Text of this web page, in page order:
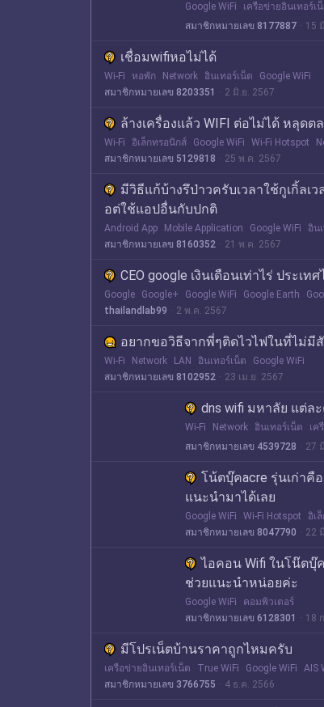
Google WiFi เครือข่ายอินเทอร์เ
สมาชิกหมายเลข 8177887
15
เชื่อมwifiหอไม่ได้
Wi-Fi หอพัก Network อินเทอร์เน็ต
Google WiFi
สมาชิกหมายเลข 8203351
2 มิ.ย. 2567
ล้างเครื่องแล้ว WIFI ต่อไม่ได้ หลุด
Wi-Fi อิเล็กทรอนิกส์ Google WiFi Wi-Fi Hotspot
สมาชิกหมายเลข 5129818
25 พ.ค. 2567
มีวิธีแก้บ้างรึป่าวครับเวลาใช้กูเกิ้ลเ
อต่ใช้แอปอื่นกับปกติ
Android App Mobile Application Google WiFi
อิน
สมาชิกหมายเลข 8160352
21 พ.ค. 2567
CEO google เงินเดือนเท่าไร่ ประเท
Google Google+ Google WiFi Google Earth
thailandlab99
2 พ.ค. 2567
อยากขอวิธีจากพี่ๆติดไวไฟในที่ไม่
Wi-Fi Network LAN อินเทอร์เน็ต
Google WiFi
สมาชิกหมายเลข 8102952
23 เม.ย. 2567
dns wifi มหาลัย แต่ล
Wi-Fi Network อินเทอร์เน็ต เค
สมาชิกหมายเลข 4539728
27
โน้ตบุ๊คacre รุ่นเก่าคื
แนะนำมาได้เลย
Google WiFi Wi-Fi Hotspot อิเ
สมาชิกหมายเลข 8047790
22
ไอคอน Wifi ในโน๊ตบุ๊
ช่วยแนะนำหน่อยค่ะ
Google WiFi
คอมพิวเตอร์
สมาชิกหมายเลข 6128301
18
มีโปรเน็ตบ้านราคาถูกไหมครับ
เครือข่ายอินเทอร์เน็ต True WiFi Google WiFi AIS
สมาชิกหมายเลข 3766755
4 ธ.ค. 2566